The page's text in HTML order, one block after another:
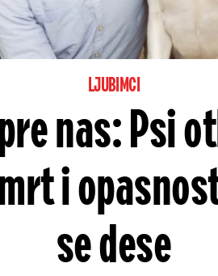
LJUBIMCI
nas: Psi
i
se dese